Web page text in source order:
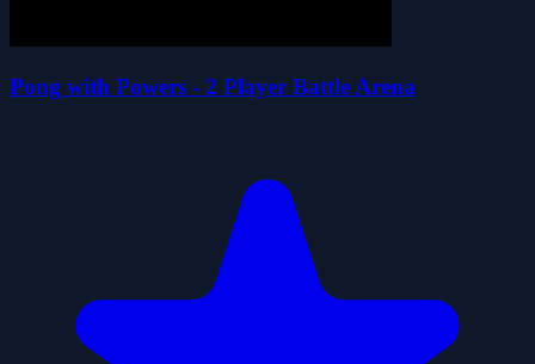
Pong with Powers - 2 Player Battle Arena